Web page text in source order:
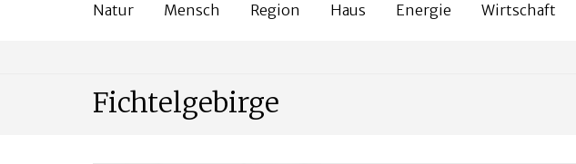
Natur Mensch Region Haus Energie Wirtschaft
Fichtelgebirge